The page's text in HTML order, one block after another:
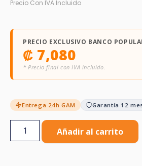
PRECIO EXCLUSIVO BANCO
₡ 7,080
* Precio final con IVA incluido.
Entrega 24h GAM Garantía 12
Añadir al carrito